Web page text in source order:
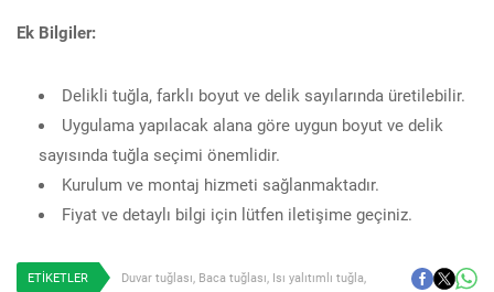
Ek Bilgiler:
Delikli tuğla, farklı boyut ve delik sayılarında üretilebilir.
Uygulama yapılacak alana göre uygun boyut ve delik
sayısında tuğla seçimi önemlidir.
Kurulum ve montaj hizmeti sağlanmaktadır.
Fiyat ve detaylı bilgi için lütfen iletişime geçiniz.
ETİKETLER Duvar tuğlası Baca tuğlası Isı yalıtımlı tuğla